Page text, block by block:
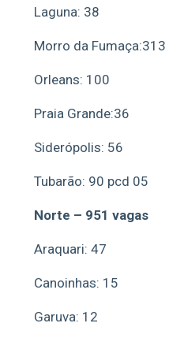
Laguna: 38
Morro da Fumaça:313
Orleans: 100
Praia Grande:36
Siderópolis: 56
Tubarão: 90 pcd 05
Norte – 951 vagas
Araquari: 47
Canoinhas: 15
Garuva: 12